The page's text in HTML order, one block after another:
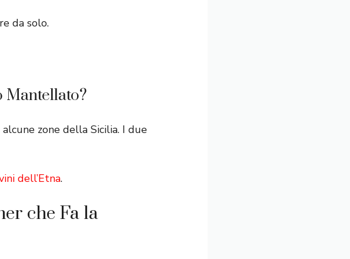
da solo.
Mantellato?
alcune zone della Sicilia. I due
dell’Etna.
che Fa la